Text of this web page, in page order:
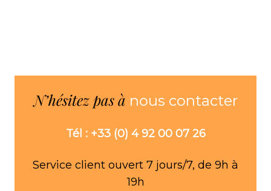
N’hésitez pas à nous contacter
Tél : +33 (0) 4 92 00 07 26
Service client ouvert 7 jours/7, de 9h à
19h